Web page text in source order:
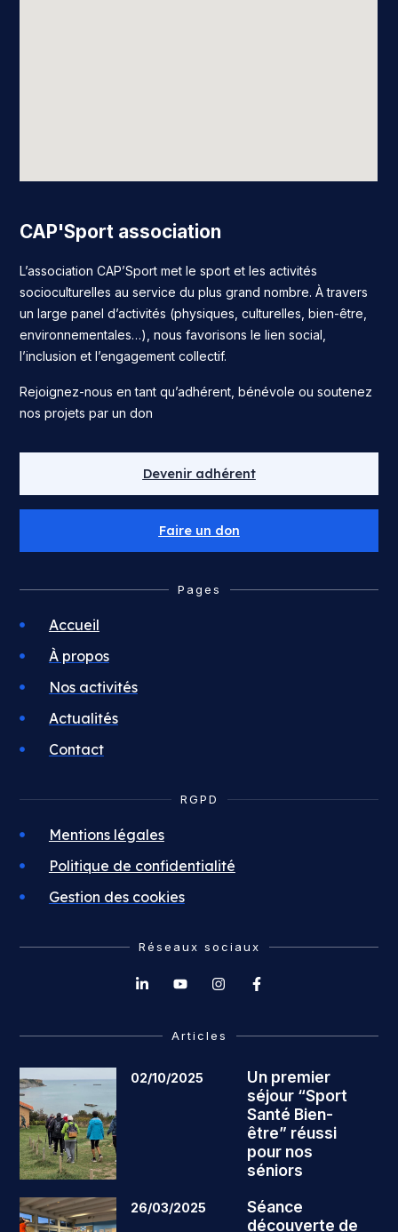
CAP'Sport association
L’association CAP’Sport met le sport et les activités
socioculturelles au service du plus grand nombre. À travers
un large panel d’activités (physiques, culturelles, bien-être,
environnementales…), nous favorisons le lien social,
l’inclusion et l’engagement collectif.
Rejoignez-nous en tant qu’adhérent, bénévole ou soutenez
nos projets par un don
Devenir adhérent
Faire un don
Pages
Accueil
À propos
Nos activités
Actualités
Contact
RGPD
Mentions légales
Politique de confidentialité
Gestion des cookies
Réseaux sociaux
Articles
02/10/2025
Un premier
séjour “Sport
Santé Bien-
être” réussi
pour nos
séniors
26/03/2025
Séance
découverte de